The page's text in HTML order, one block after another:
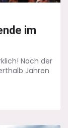
im
Nach der
Jahren